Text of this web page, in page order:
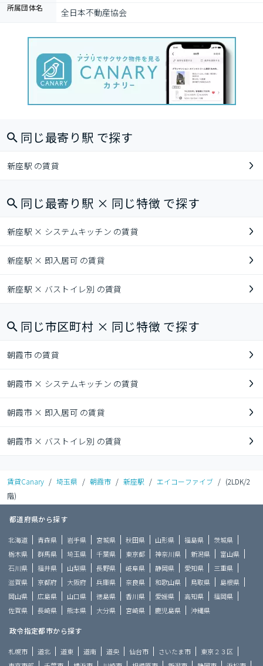
所属団体名 全日本不動産協会
同じ最寄り駅 で探す
新座駅 の賃貸
同じ最寄り駅 × 同じ特徴 で探す
新座駅 × システムキッチン の賃貸
新座駅 × 即入居可 の賃貸
新座駅 × バストイレ別 の賃貸
同じ市区町村 × 同じ特徴 で探す
朝霞市 の賃貸
朝霞市 × システムキッチン の賃貸
朝霞市 × 即入居可 の賃貸
朝霞市 × バストイレ別 の賃貸
賃貸Canary / 埼玉県 / 朝霞市 / 新座駅 / エイコーファイブ / (2LDK/2
階)
都道府県から探す
北海道 青森県 岩手県 宮城県 秋田県 山形県 福島県
茨城県
栃木県
群馬県 埼玉県 千葉県 東京都 神奈川県 新潟県
富山県
石川県
福井県 山梨県 長野県 岐阜県 静岡県 愛知県
三重県
滋賀県
京都府 大阪府 兵庫県 奈良県 和歌山県 鳥取県
島根県
岡山県
広島県 山口県 徳島県 香川県 愛媛県 高知県
福岡県
佐賀県
長崎県 熊本県 大分県 宮崎県 鹿児島県 沖縄県
政令指定都市から探す
札幌市 道北 道東 道南 道央 仙台市 さいたま市
東京２３区